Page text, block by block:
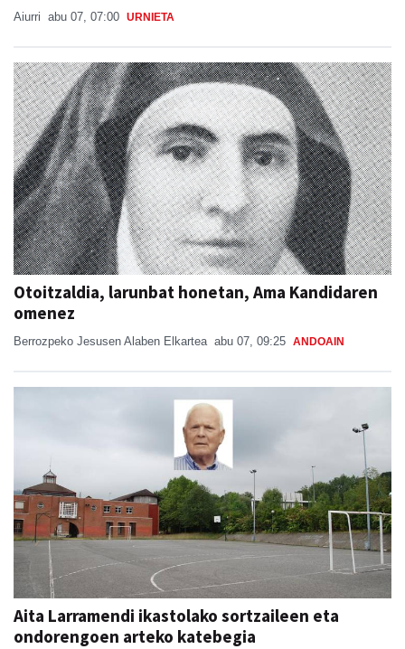
Aiurri abu 07, 07:00 URNIETA
Otoitzaldia, larunbat honetan, Ama Kandidaren
omenez
Berrozpeko Jesusen Alaben Elkartea abu 07, 09:25 ANDOAIN
Aita Larramendi ikastolako sortzaileen eta
ondorengoen arteko katebegia